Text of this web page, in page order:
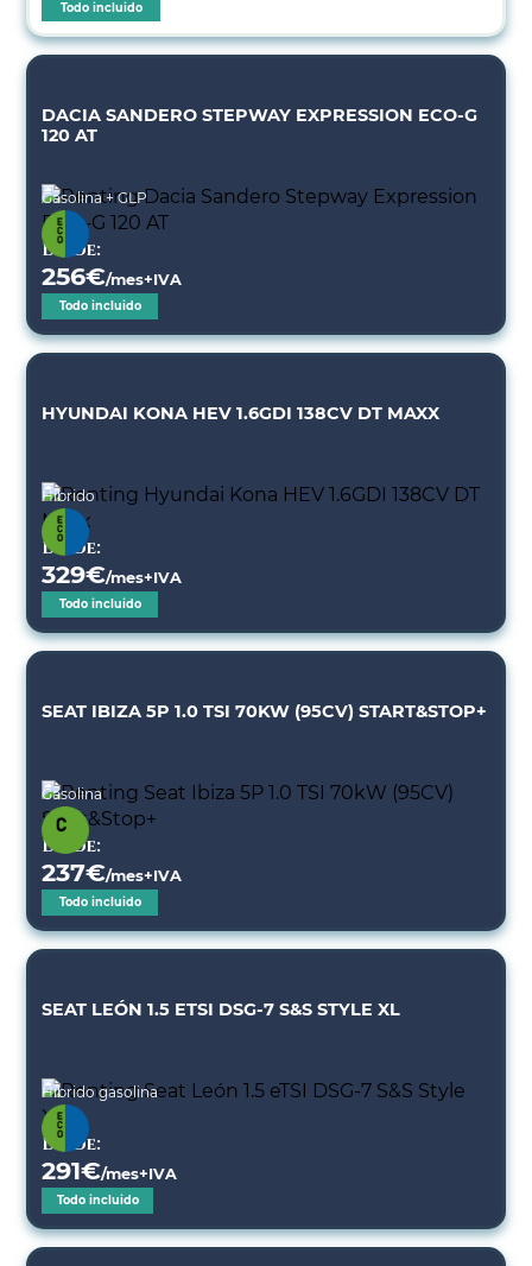
Todo incluido
DACIA SANDERO STEPWAY EXPRESSION ECO-G
120 AT
Gasolina + GLP
Desde:
256€/mes+IVA
Todo incluido
HYUNDAI KONA HEV 1.6GDI 138CV DT MAXX
Híbrido
Desde:
329€/mes+IVA
Todo incluido
SEAT IBIZA 5P 1.0 TSI 70KW (95CV) START&STOP+
Gasolina
Desde:
237€/mes+IVA
Todo incluido
SEAT LEÓN 1.5 ETSI DSG-7 S&S STYLE XL
Híbrido gasolina
Desde:
291€/mes+IVA
Todo incluido